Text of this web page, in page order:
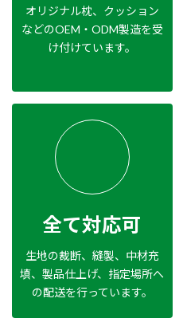
オリジナル枕、クッション
などのOEM・ODM製造を受
け付けています。
全て対応可
生地の裁断、縫製、中材充
填、製品仕上げ、指定場所へ
の配送を行っています。